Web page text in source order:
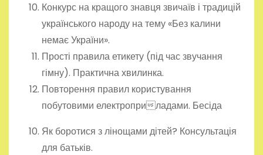
Конкурс на кращого знавця звичаїв і традицій
українського народу на тему «Без калини
немає України».
Прості правила етикету (під час звучання
гімну). Практична хвилинка.
Повторення правил користування
побутовими електроприладами. Бесіда
Як боротися з лінощами дітей? Консультація
для батьків.